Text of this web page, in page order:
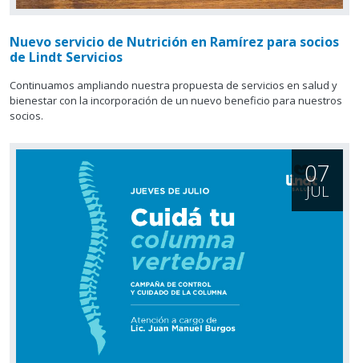
Nuevo servicio de Nutrición en Ramírez para socios
de Lindt Servicios
Continuamos ampliando nuestra propuesta de servicios en salud y
bienestar con la incorporación de un nuevo beneficio para nuestros
socios.
07
JUL